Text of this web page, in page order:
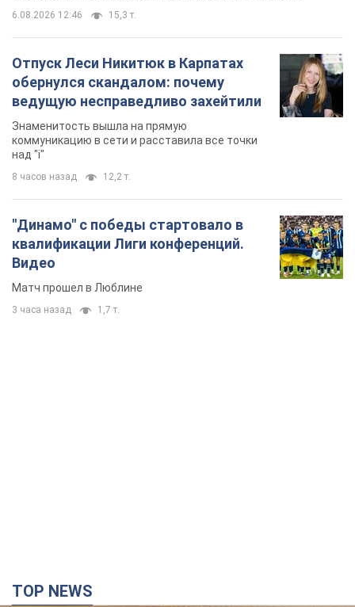
6.08.2026 12:46 15,3 т.
Отпуск Леси Никитюк в Карпатах
обернулся скандалом: почему
ведущую несправедливо захейтили
Знаменитость вышла на прямую
коммуникацию в сети и расставила все точки
над "i"
8 часов назад 12,2 т.
"Динамо" с победы стартовало в
квалификации Лиги конференций.
Видео
Матч прошел в Люблине
3 часа назад 1,7 т.
TOP NEWS